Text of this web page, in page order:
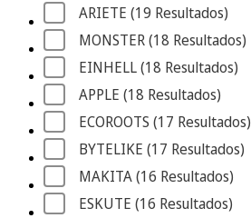
ARIETE (19 Resultados)
MONSTER (18 Resultados)
EINHELL (18 Resultados)
APPLE (18 Resultados)
ECOROOTS (17 Resultados)
BYTELIKE (17 Resultados)
MAKITA (16 Resultados)
ESKUTE (16 Resultados)